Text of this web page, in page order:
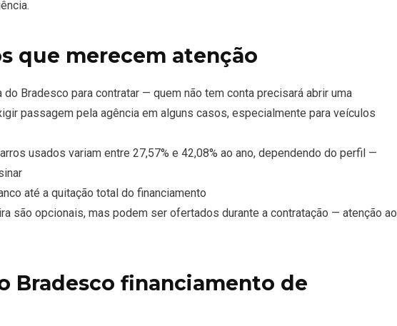
que merecem atenção
Bradesco para contratar — quem não tem conta precisará abrir uma
passagem pela agência em alguns casos, especialmente para veículos
usados variam entre 27,57% e 42,08% ao ano, dependendo do perfil —
até a quitação total do financiamento
são opcionais, mas podem ser ofertados durante a contratação — atenção ao
Bradesco financiamento de